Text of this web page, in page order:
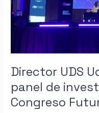
Director UDS
panel de
Congreso
panel
de
investigadores
Congreso
Futuro
2024